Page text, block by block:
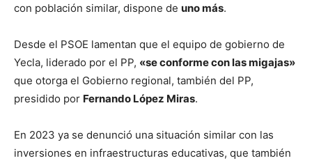
con población similar, dispone de uno más.
Desde el PSOE lamentan que el equipo de gobierno de
Yecla, liderado por el PP, «se conforme con las migajas»
que otorga el Gobierno regional, también del PP,
presidido por Fernando López Miras.
En 2023 ya se denunció una situación similar con las
inversiones en infraestructuras educativas, que también